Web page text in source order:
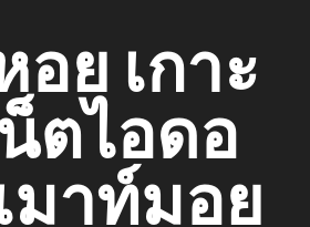
ย เกาะ
ตไอดอ
มาท์มอย